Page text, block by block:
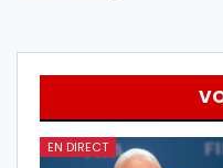
EN DIRECT